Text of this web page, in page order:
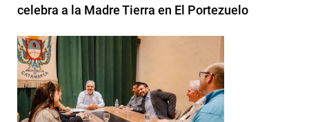
celebra a la Madre Tierra en El Portezuelo